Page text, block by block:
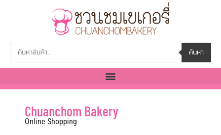
ค้นหา
Chuanchom Bakery
Online Shopping